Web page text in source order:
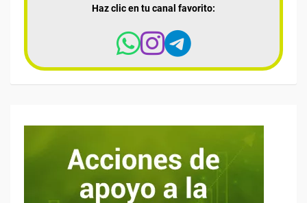
Haz clic en tu canal favorito: